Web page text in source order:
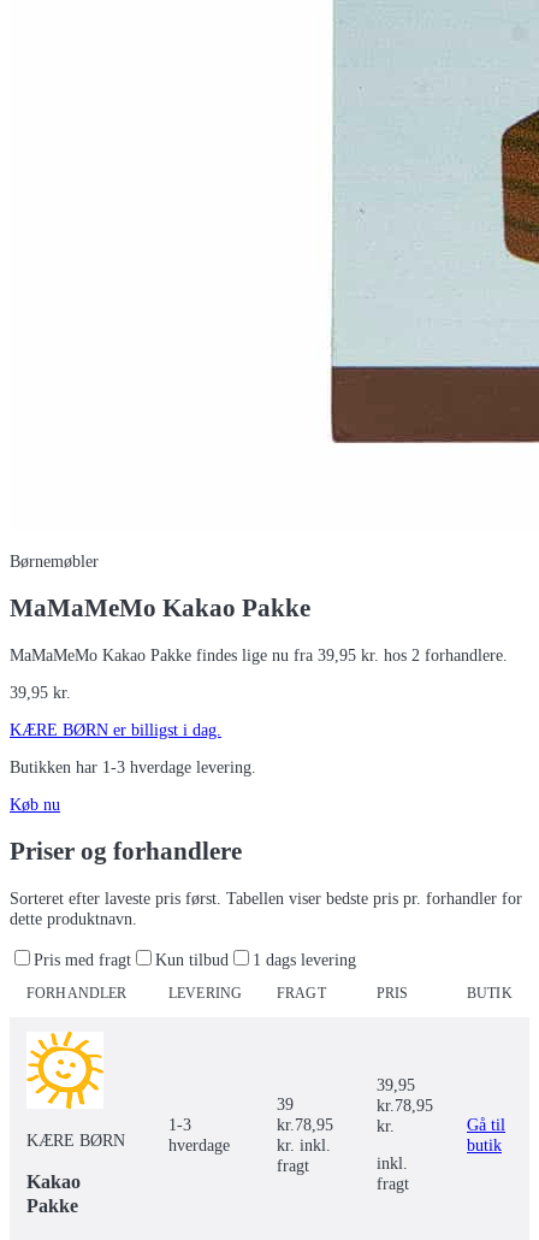
Børnemøbler
MaMaMeMo Kakao Pakke
MaMaMeMo Kakao Pakke findes lige nu fra 39,95 kr. hos 2 forhandlere.
39,95 kr.
KÆRE BØRN er billigst i dag.
Butikken har 1-3 hverdage levering.
Køb nu
Priser og forhandlere
Sorteret efter laveste pris først. Tabellen viser bedste pris pr. forhandler for
dette produktnavn.
Pris med fragt Kun tilbud 1 dags levering
FORHANDLER LEVERING FRAGT PRIS BUTIK
KÆRE BØRN
Kakao
Pakke
1-3
hverdage
39
kr. 78,95
kr. inkl.
fragt
39,95
kr. 78,95
kr.
inkl.
fragt
Gå til
butik